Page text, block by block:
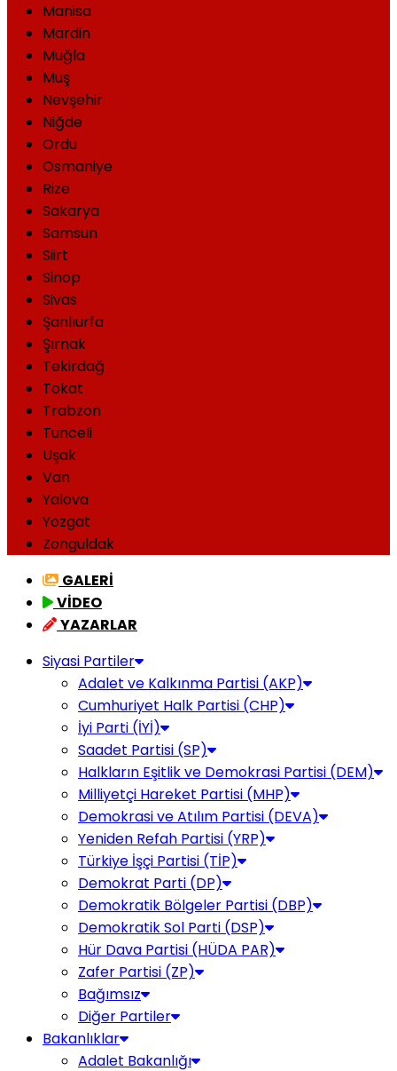
Manisa
Mardin
Muğla
Muş
Nevşehir
Niğde
Ordu
Osmaniye
Rize
Sakarya
Samsun
Siirt
Sinop
Sivas
Şanlıurfa
Şırnak
Tekirdağ
Tokat
Trabzon
Tunceli
Uşak
Van
Yalova
Yozgat
Zonguldak
GALERİ
VİDEO
YAZARLAR
Siyasi Partiler
Adalet ve Kalkınma Partisi (AKP)
Cumhuriyet Halk Partisi (CHP)
İyi Parti (İYİ)
Saadet Partisi (SP)
Halkların Eşitlik ve Demokrasi Partisi (DEM)
Milliyetçi Hareket Partisi (MHP)
Demokrasi ve Atılım Partisi (DEVA)
Yeniden Refah Partisi (YRP)
Türkiye İşçi Partisi (TİP)
Demokrat Parti (DP)
Demokratik Bölgeler Partisi (DBP)
Demokratik Sol Parti (DSP)
Hür Dava Partisi (HÜDA PAR)
Zafer Partisi (ZP)
Bağımsız
Diğer Partiler
Bakanlıklar
Adalet Bakanlığı